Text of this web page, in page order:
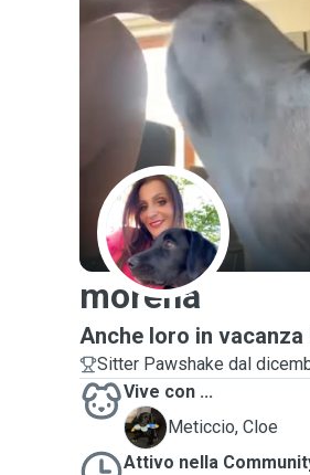
M
morena
Anche loro in vacanza
Sitter Pawshake dal
Vive con ...
C
Meticcio, Cloe
Attivo nella